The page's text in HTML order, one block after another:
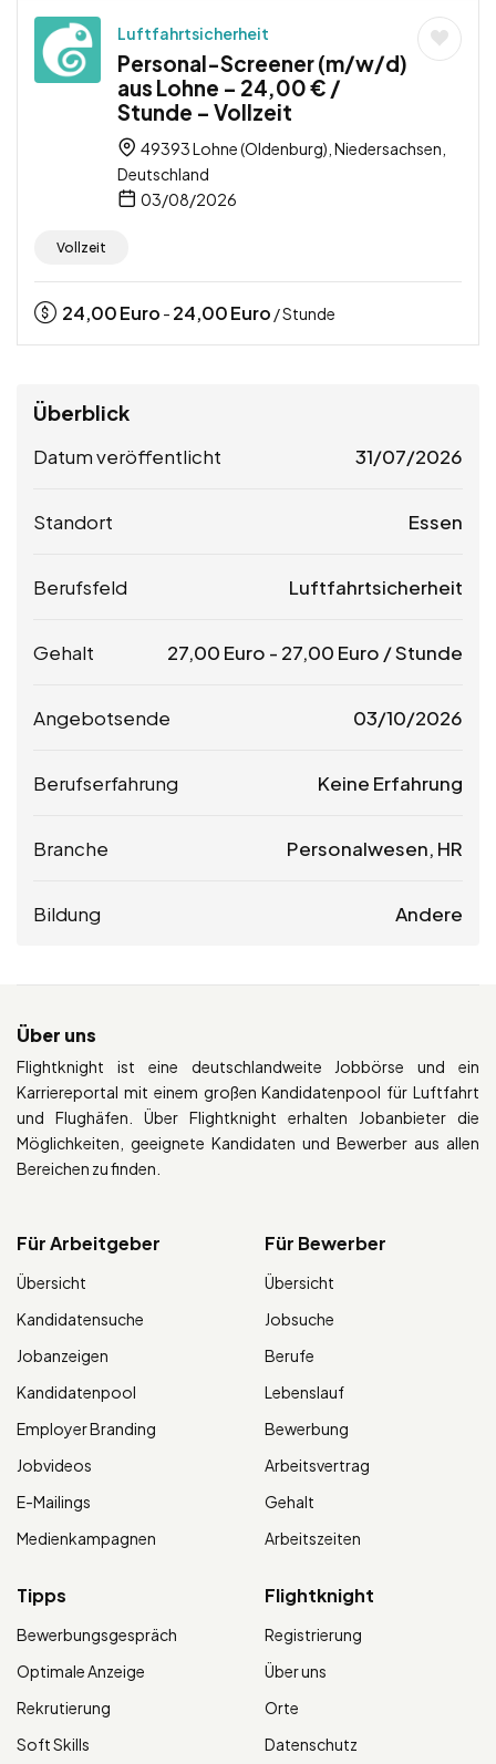
Luftfahrtsicherheit
Personal-Screener (m/w/d)
aus Lohne – 24,00 € /
Stunde – Vollzeit
49393 Lohne (Oldenburg), Niedersachsen,
Deutschland
03/08/2026
Vollzeit
24,00Euro - 24,00Euro / Stunde
Überblick
Datum veröffentlicht 31/07/2026
Standort Essen
Berufsfeld Luftfahrtsicherheit
Gehalt 27,00 Euro - 27,00 Euro / Stunde
Angebotsende 03/10/2026
Berufserfahrung Keine Erfahrung
Branche Personalwesen, HR
Bildung Andere
Über uns
Flightknight ist eine deutschlandweite Jobbörse und ein
Karriereportal mit einem großen Kandidatenpool für Luftfahrt
und Flughäfen. Über Flightknight erhalten Jobanbieter die
Möglichkeiten, geeignete Kandidaten und Bewerber aus allen
Bereichen zu finden.
Für Arbeitgeber
Übersicht
Kandidatensuche
Jobanzeigen
Kandidatenpool
Employer Branding
Jobvideos
E-Mailings
Medienkampagnen
Für Bewerber
Übersicht
Jobsuche
Berufe
Lebenslauf
Bewerbung
Arbeitsvertrag
Gehalt
Arbeitszeiten
Tipps
Bewerbungsgespräch
Optimale Anzeige
Rekrutierung
Soft Skills
Flightknight
Registrierung
Über uns
Orte
Datenschutz